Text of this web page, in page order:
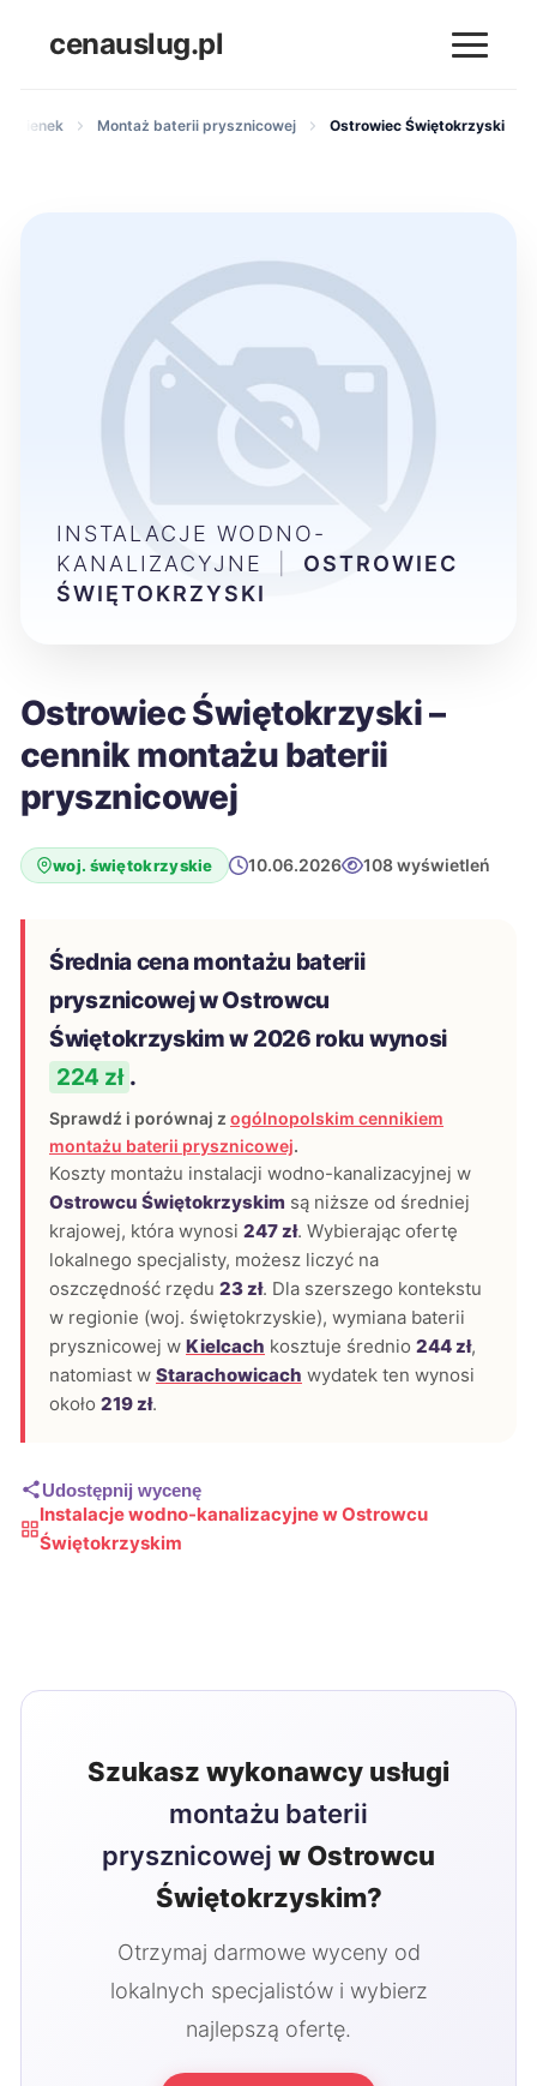
cenauslug.pl
Montaż baterii prysznicowej Ostrowiec Świętokrzyski
Ostrowiec Świętokrzyski –
cennik montażu baterii
prysznicowej
woj. świętokrzyskie 10.06.2026 108 wyświetleń
Średnia cena montażu baterii
prysznicowej w Ostrowcu
Świętokrzyskim w 2026 roku wynosi
224 zł .
Sprawdź i porównaj z ogólnopolskim cennikiem
montażu baterii prysznicowej.
Koszty montażu instalacji wodno-kanalizacyjnej w
Ostrowcu Świętokrzyskim są niższe od średniej
krajowej, która wynosi 247 zł. Wybierając ofertę
lokalnego specjalisty, możesz liczyć na
oszczędność rzędu 23 zł. Dla szerszego kontekstu
w regionie (woj. świętokrzyskie), wymiana baterii
prysznicowej w Kielcach kosztuje średnio 244 zł,
natomiast w Starachowicach wydatek ten wynosi
około 219 zł.
Udostępnij wycenę
Instalacje wodno-kanalizacyjne w Ostrowcu
Świętokrzyskim
INSTALACJE WODNO-
KANALIZACYJNE
OSTROWIEC
ŚWIĘTOKRZYSKI
Szukasz wykonawcy usługi
montażu baterii
prysznicowej w Ostrowcu
Świętokrzyskim?
Otrzymaj darmowe wyceny od
lokalnych specjalistów i wybierz
najlepszą ofertę.